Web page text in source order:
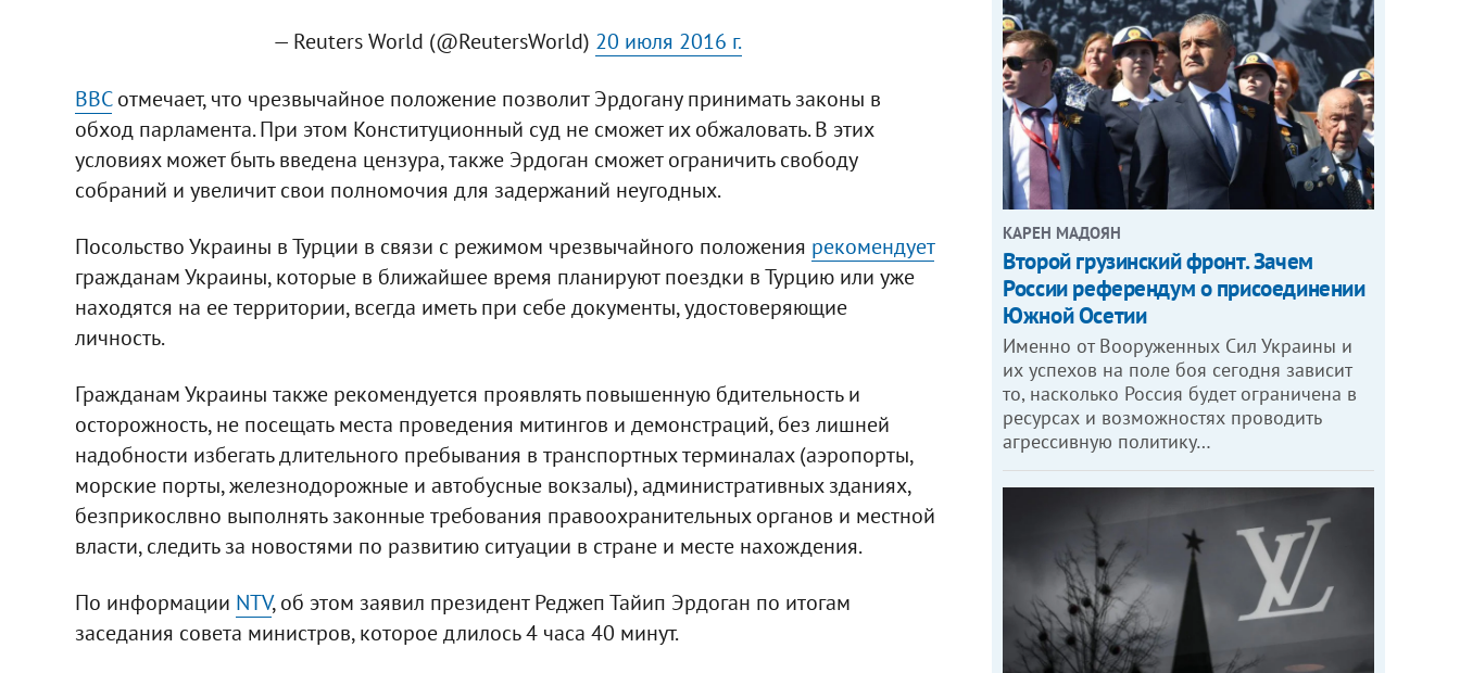
— Reuters World (@ReutersWorld) 20 июля 2016 г.
BBCотмечает, что чрезвычайное положение позволит Эрдогану принимать законы в
обход парламента. При этом Конституционный суд не сможет их обжаловать. В этих
условиях может быть введена цензура, также Эрдоган сможет ограничить свободу
собраний и увеличит свои полномочия для задержаний неугодных.
Посольство Украины в Турции в связи с режимом чрезвычайного положения рекомендует
гражданам Украины, которые в ближайшее время планируют поездки в Турцию или уже
находятся на ее территории, всегда иметь при себе документы, удостоверяющие
личность.
Гражданам Украины также рекомендуется проявлять повышенную бдительность и
осторожность, не посещать места проведения митингов и демонстраций, без лишней
надобности избегать длительного пребывания в транспортных терминалах (аэропорты,
морские порты, железнодорожные и автобусные вокзалы), административных зданиях,
безприкослвно выполнять законные требования правоохранительных органов и местной
власти, следить за новостями по развитию ситуации в стране и месте нахождения.
По информации NTV, об этом заявил президент Реджеп Тайип Эрдоган по итогам
заседания совета министров, которое длилось 4 часа 40 минут.
КАРЕН МАДОЯН
Второй грузинский фронт. Зачем
России референдум о присоединении
Южной Осетии
Именно от Вооруженных Сил Украины и
их успехов на поле боя сегодня зависит
то, насколько Россия будет ограничена в
ресурсах и возможностях проводить
агрессивную политику…